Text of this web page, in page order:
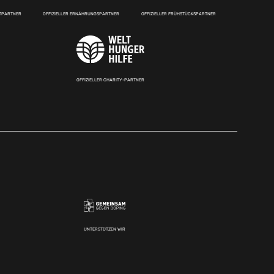
OFFIZIELLER ERNÄHRUNGSPARTNER OFFIZIELLER FRÜHSTÜCKSPARTNER
OFFIZIELLER CHARITY-PARTNER
UNTERSTÜTZEN WIR